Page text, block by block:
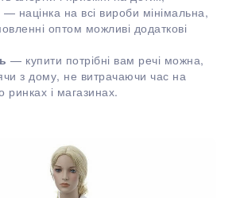
— націнка на всі вироби мінімальна,
оптом можливі додаткові
— купити потрібні вам речі можна,
з дому, не витрачаючи час на
ринках і магазинах.